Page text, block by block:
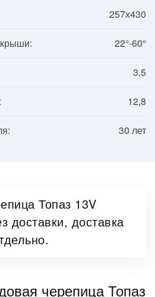
257х430
22°-60°
3,5
12,8
30 лет
Топаз 13V
доставки, доставка
черепица Топаз